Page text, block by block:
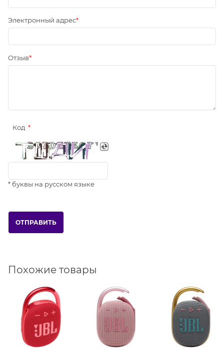
Электронный адрес
Отзыв
Код
* буквы на русском языке
Похожие товары